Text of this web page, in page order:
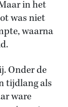
in het
was niet
waarna
Onder de
tijdlang als
ware